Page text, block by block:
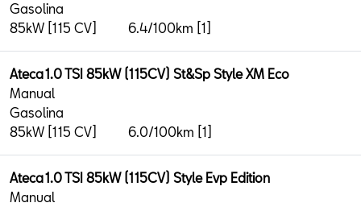
Gasolina
85kW [115 CV]
6.4/100km [1]
Ateca 1.0 TSI 85kW (115CV) St&Sp Style XM Eco
Manual
Gasolina
85kW [115 CV]
6.0/100km [1]
Ateca 1.0 TSI 85kW (115CV) Style Evp Edition
Manual